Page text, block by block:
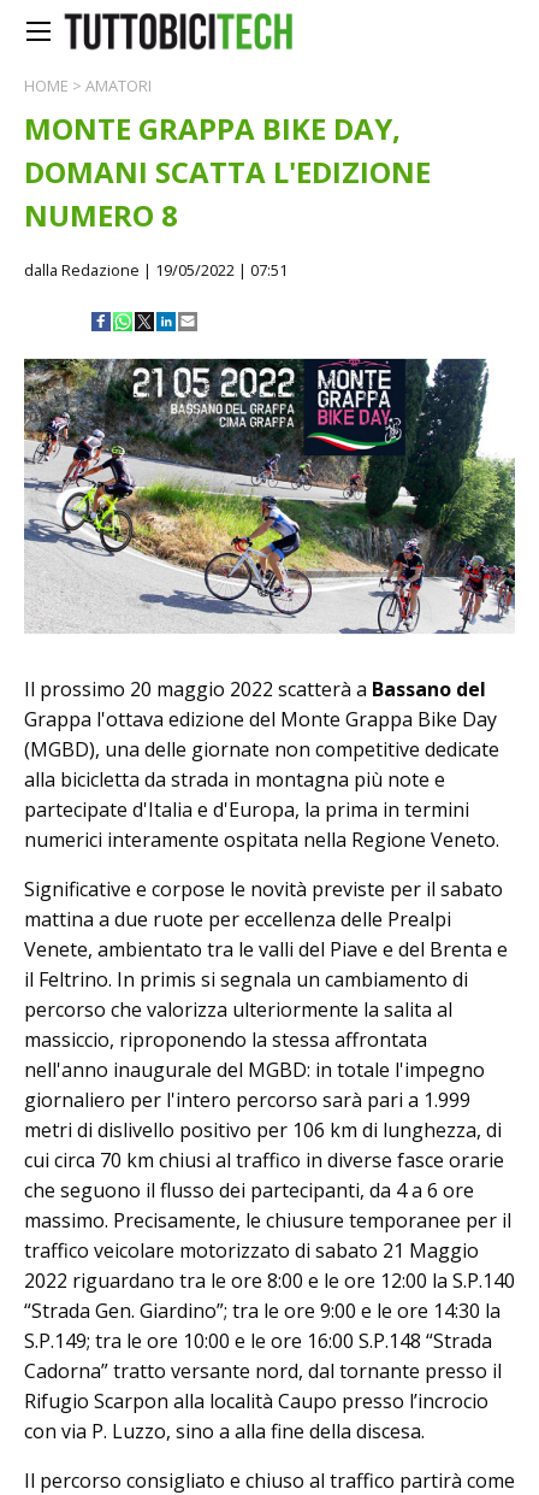
HOME > AMATORI
MONTE GRAPPA BIKE DAY,
DOMANI SCATTA L'EDIZIONE
NUMERO 8
dalla Redazione | 19/05/2022 | 07:51
Il prossimo 20 maggio 2022 scatterà a Bassano del
Grappa l'ottava edizione del Monte Grappa Bike Day
(MGBD), una delle giornate non competitive dedicate
alla bicicletta da strada in montagna più note e
partecipate d'Italia e d'Europa, la prima in termini
numerici interamente ospitata nella Regione Veneto.
Significative e corpose le novità previste per il sabato
mattina a due ruote per eccellenza delle Prealpi
Venete, ambientato tra le valli del Piave e del Brenta e
il Feltrino. In primis si segnala un cambiamento di
percorso che valorizza ulteriormente la salita al
massiccio, riproponendo la stessa affrontata
nell'anno inaugurale del MGBD: in totale l'impegno
giornaliero per l'intero percorso sarà pari a 1.999
metri di dislivello positivo per 106 km di lunghezza, di
cui circa 70 km chiusi al traffico in diverse fasce orarie
che seguono il flusso dei partecipanti, da 4 a 6 ore
massimo. Precisamente, le chiusure temporanee per il
traffico veicolare motorizzato di sabato 21 Maggio
2022 riguardano tra le ore 8:00 e le ore 12:00 la S.P.140
“Strada Gen. Giardino”; tra le ore 9:00 e le ore 14:30 la
S.P.149; tra le ore 10:00 e le ore 16:00 S.P.148 “Strada
Cadorna” tratto versante nord, dal tornante presso il
Rifugio Scarpon alla località Caupo presso l’incrocio
con via P. Luzzo, sino a alla fine della discesa.
Il percorso consigliato e chiuso al traffico partirà come